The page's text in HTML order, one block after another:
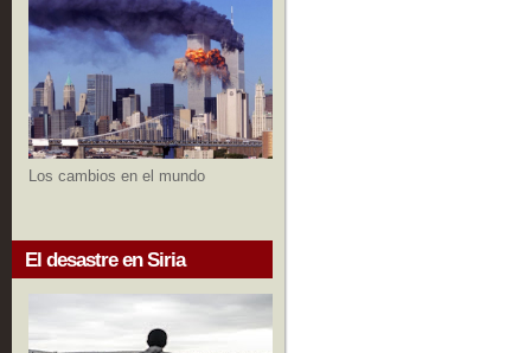
Los cambios en el mundo
El desastre en Siria